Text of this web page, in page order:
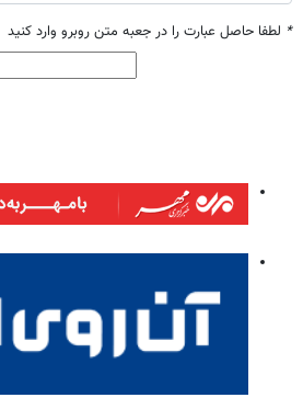
* لطفا حاصل عبارت را در جعبه متن روبرو وارد کنید